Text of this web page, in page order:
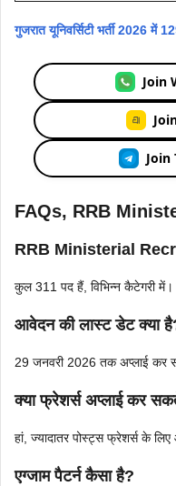
गुजरात यूनिवर्सिटी भर्ती 2026 में
Join
Join
FAQs, RRB
RRB Ministerial
कुल 311 पद हैं, विभिन्न कैटेगरी
आवेदन की लास्ट डेट क्या
29 जनवरी 2026 तक अप्लाई कर
क्या फ्रेशर्स अप्लाई कर
हां, ज्यादातर पोस्ट्स फ्रेशर्स के
एग्जाम पैटर्न कैसा है?